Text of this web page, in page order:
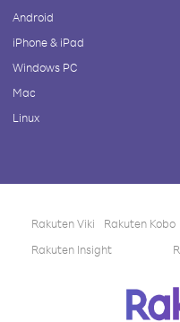
Android
iPhone & iPad
Windows PC
Mac
Linux
Rakuten Viki Rakuten Kobo
Rakuten Insight